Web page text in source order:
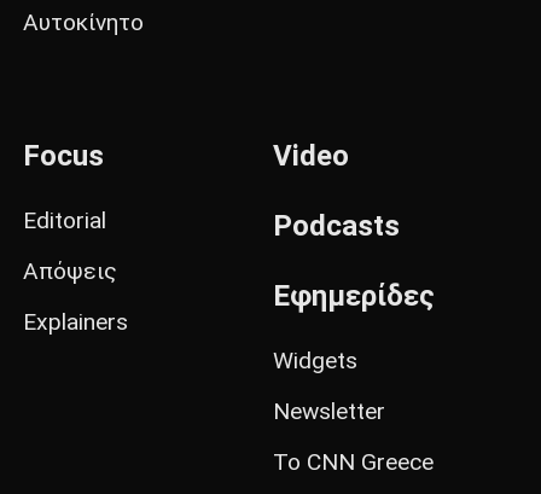
Αυτοκίνητο
Focus
Editorial
Απόψεις
Explainers
Video
Podcasts
Εφημερίδες
Widgets
Newsletter
Το CNN Greece